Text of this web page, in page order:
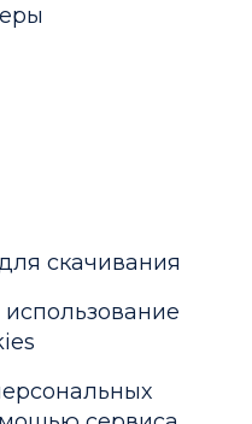
скачивания
использование